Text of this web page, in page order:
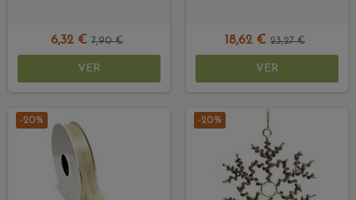
6,32 € 7,90 €
VER
18,62 € 23,27 €
VER
-20% -20%